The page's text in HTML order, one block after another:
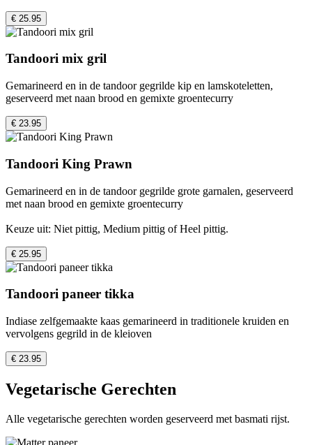
€ 25.95
Tandoori mix gril
Gemarineerd en in de tandoor gegrilde kip en lamskoteletten,
geserveerd met naan brood en gemixte groentecurry
€ 23.95
Tandoori King Prawn
Gemarineerd en in de tandoor gegrilde grote garnalen, geserveerd
met naan brood en gemixte groentecurry
Keuze uit: Niet pittig, Medium pittig of Heel pittig.
€ 25.95
Tandoori paneer tikka
Indiase zelfgemaakte kaas gemarineerd in traditionele kruiden en
vervolgens gegrild in de kleioven
€ 23.95
Vegetarische Gerechten
Alle vegetarische gerechten worden geserveerd met basmati rijst.